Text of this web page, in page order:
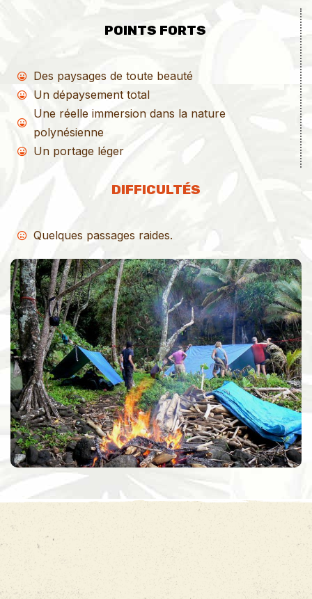
POINTS FORTS
Des paysages de toute beauté
Un dépaysement total
Une réelle immersion dans la nature
polynésienne
Un portage léger
DIFFICULTÉS
Quelques passages raides.